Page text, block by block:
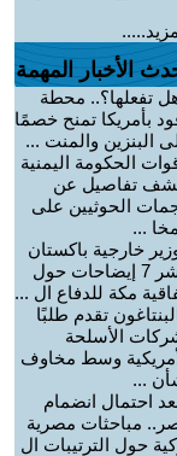
الأخبار المهمة
تفعلها؟.. محطة
بأمريكا تمنح خصمًا
البنزين والمنت ...
الحكومة اليمنية
تفاصيل عن
الحوثيين على
...
خارجية باكستان
ينشر 7 إيضاحات حول
مكة للدفاع ال ...
تقدم طلبًا
الأسلحة
وسط مخاوف
...
احتمال انضمام
مباحثات مصرية
حول الترتيبات ال